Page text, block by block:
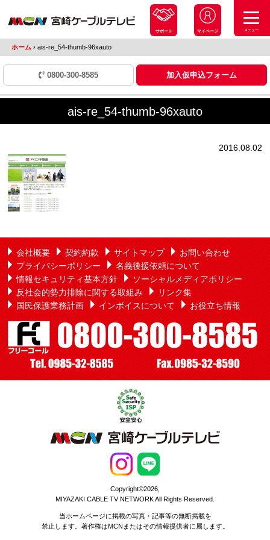
サポート マイページ メニュー
ホーム ›ais-re_54-thumb-96xauto
0800-300-8585 加入仮申込フォーム
ais-re_54-thumb-96xauto
2016.08.02
会社概要 契約約款 サイトマップ
お問い合わせ
プライバシーポリシー
名義後援依頼について
情報セキュリティ基本方針
ソーシャルメディアポリシー
反社会的勢力排除に関する取組み
リンク集
国民保護業務計画
インボイスについて お役立ち情報
Copyright©2026,
MIYAZAKI CABLE TV NETWORK All Rights Reserved.
当ホームページに掲載の写真・記事等の無断掲載を
禁止します。著作権はMCNまたはその情報提供者に属します。